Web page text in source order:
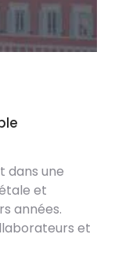
dans une
et
années.
et